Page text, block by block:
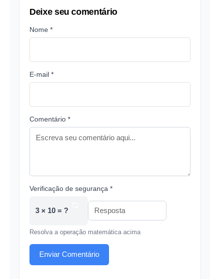
Deixe seu comentário
Nome *
E-mail *
Comentário *
Verificação de segurança *
3 × 10 = ?
Resolva a operação matemática acima
Enviar Comentário